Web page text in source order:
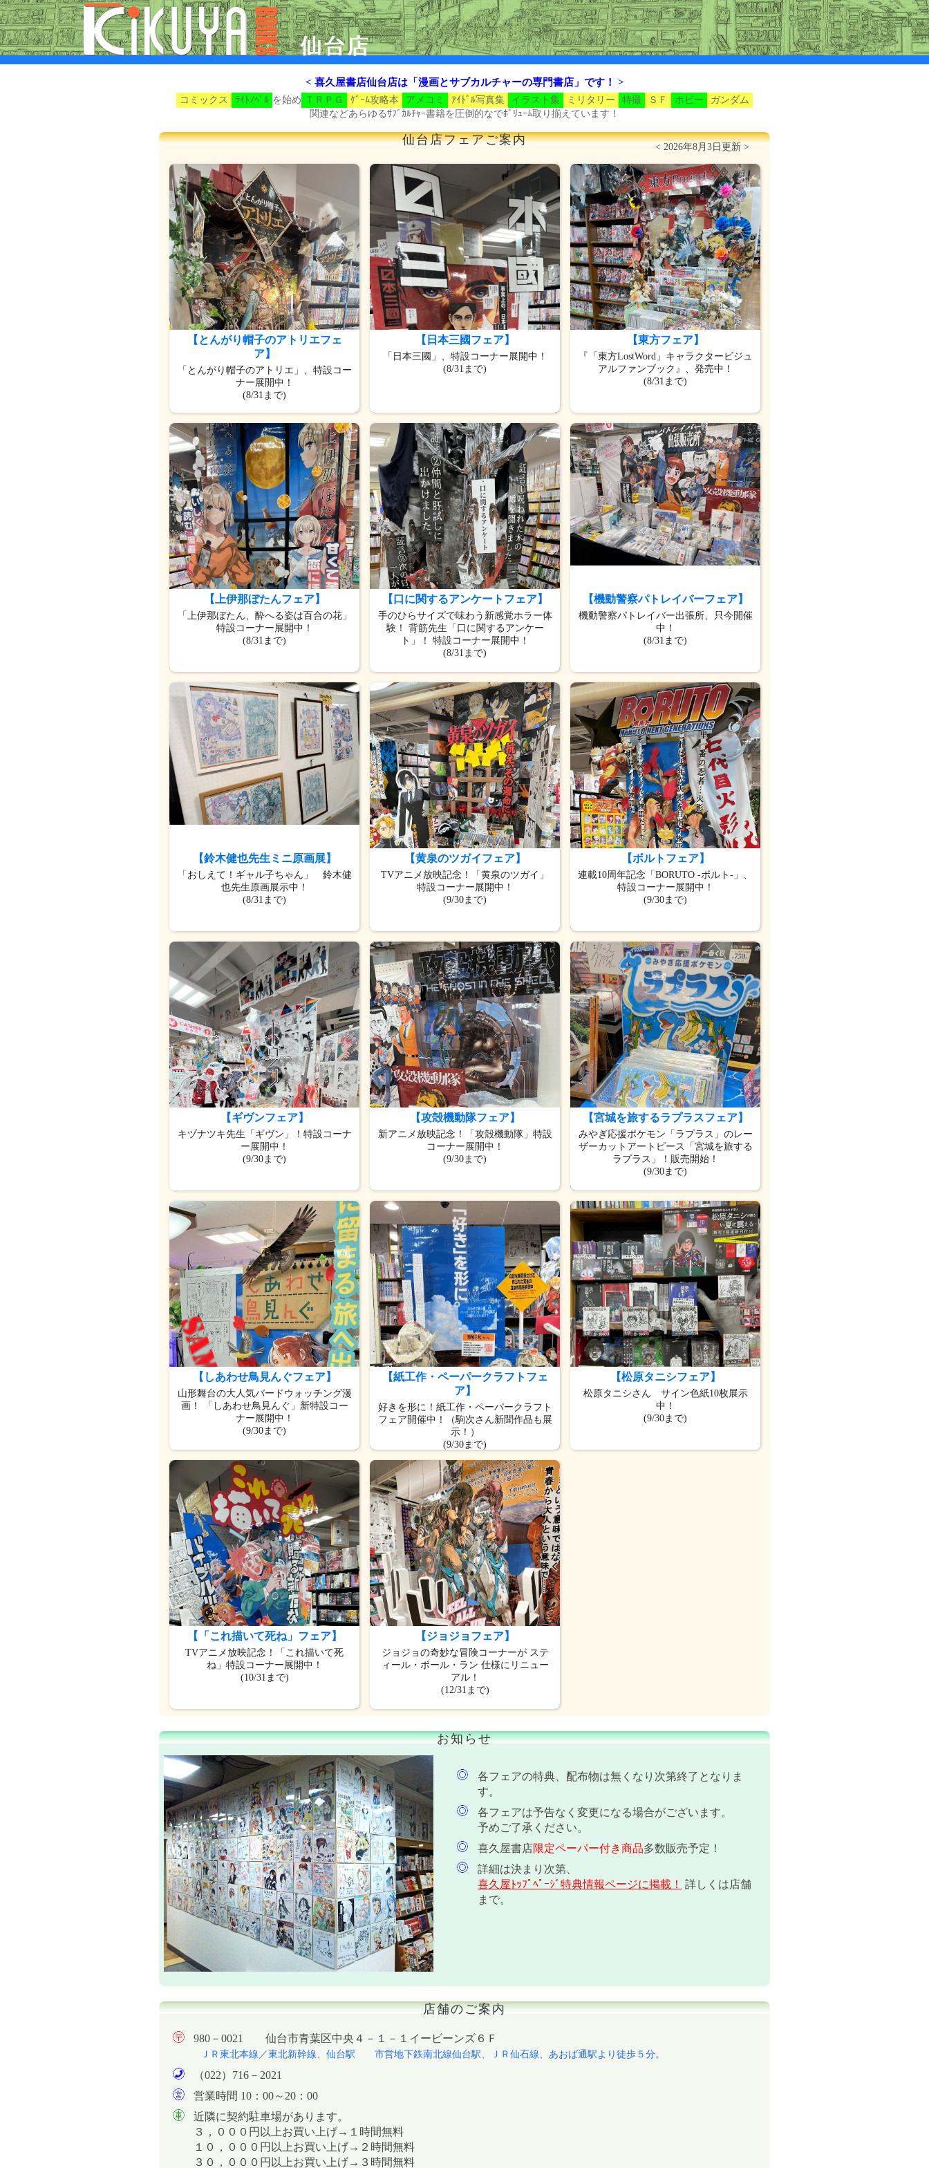
< 喜久屋書店仙台店は「漫画とサブカルチャーの専門書店」です！ >
コミックス ﾗｲﾄﾉﾍﾞﾙ を始め ＴＲＰＧ ｹﾞｰﾑ攻略本 アメコミ ｱｲﾄﾞﾙ写真集 イラスト集 ミリタリー 特撮 ＳＦ ホビー
ガンダム
関連などあらゆるｻﾌﾞｶﾙﾁｬｰ書籍を圧倒的なでﾎﾞﾘｭｰﾑ取り揃えています！
仙台店フェアご案内
< 2026年8月3日更新 >
【とんがり帽子のアトリエフェ
ア】
「とんがり帽子のアトリエ」、特設コー
ナー展開中！
(8/31まで)
【日本三國フェア】
「日本三國」、特設コーナー展開中！
(8/31まで)
【東方フェア】
『「東方LostWord」キャラクタービジュ
アルファンブック』、発売中！
(8/31まで)
【上伊那ぼたんフェア】
「上伊那ぼたん、酔へる姿は百合の花」
特設コーナー展開中！
(8/31まで)
【口に関するアンケートフェア】
手のひらサイズで味わう新感覚ホラー体
験！ 背筋先生「口に関するアンケー
ト」！ 特設コーナー展開中！
(8/31まで)
【機動警察パトレイバーフェア】
機動警察パトレイバー出張所、只今開催
中！
(8/31まで)
【鈴木健也先生ミニ原画展】
「おしえて！ギャル子ちゃん」 鈴木健
也先生原画展示中！
(8/31まで)
【黄泉のツガイフェア】
TVアニメ放映記念！「黄泉のツガイ」
特設コーナー展開中！
(9/30まで)
【ボルトフェア】
連載10周年記念「BORUTO -ボルト-」、
特設コーナー展開中！
(9/30まで)
【ギヴンフェア】
キヅナツキ先生「ギヴン」！特設コーナ
ー展開中！
(9/30まで)
【攻殻機動隊フェア】
新アニメ放映記念！「攻殻機動隊」特設
コーナー展開中！
(9/30まで)
【宮城を旅するラプラスフェア】
みやぎ応援ポケモン「ラプラス」のレー
ザーカットアートピース「宮城を旅する
ラプラス」！販売開始！
(9/30まで)
【しあわせ鳥見んぐフェア】
山形舞台の大人気バードウォッチング漫
画！ 「しあわせ鳥見んぐ」新特設コー
ナー展開中！
(9/30まで)
【紙工作・ペーパークラフトフェ
ア】
好きを形に！紙工作・ペーパークラフト
フェア開催中！（駒次さん新聞作品も展
示！）
(9/30まで)
【松原タニシフェア】
松原タニシさん サイン色紙10枚展示
中！
(9/30まで)
【「これ描いて死ね」フェア】
TVアニメ放映記念！「これ描いて死
ね」特設コーナー展開中！
(10/31まで)
【ジョジョフェア】
ジョジョの奇妙な冒険コーナーが ステ
ィール・ボール・ラン 仕様にリニュー
アル！
(12/31まで)
お知らせ
各フェアの特典、配布物は無くなり次第終了となりま
す。
各フェアは予告なく変更になる場合がございます。
予めご了承ください。
喜久屋書店限定ペーパー付き商品多数販売予定！
詳細は決まり次第、
喜久屋ﾄｯﾌﾟﾍﾟｰｼﾞ特典情報ページに掲載！
詳しくは店舗
まで。
店舗のご案内
980－0021 仙台市青葉区中央４－１－１イービーンズ６Ｆ
ＪＲ東北本線／東北新幹線、仙台駅 市営地下鉄南北線仙台駅、ＪＲ仙石線、あおば通駅より徒歩５分。
（022）716－2021
営業時間 10：00～20：00
近隣に契約駐車場があります。
３，０００円以上お買い上げ→１時間無料
１０，０００円以上お買い上げ→２時間無料
３０，０００円以上お買い上げ→３時間無料